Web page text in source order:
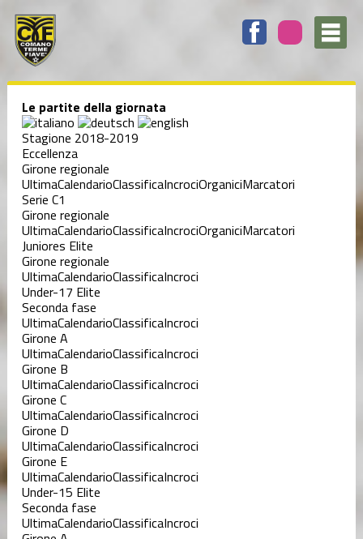
Le partite della giornata
Stagione 2018-2019
Eccellenza
Girone regionale
UltimaCalendarioClassificaIncrociOrganiciMarcatori
Serie C1
Girone regionale
UltimaCalendarioClassificaIncrociOrganiciMarcatori
Juniores Elite
Girone regionale
UltimaCalendarioClassificaIncroci
Under-17 Elite
Seconda fase
UltimaCalendarioClassificaIncroci
Girone A
UltimaCalendarioClassificaIncroci
Girone B
UltimaCalendarioClassificaIncroci
Girone C
UltimaCalendarioClassificaIncroci
Girone D
UltimaCalendarioClassificaIncroci
Girone E
UltimaCalendarioClassificaIncroci
Under-15 Elite
Seconda fase
UltimaCalendarioClassificaIncroci